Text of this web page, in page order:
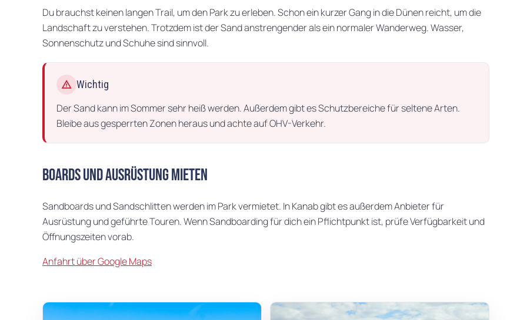
Du brauchst keinen langen Trail, um den Park zu erleben. Schon ein kurzer Gang in die Dünen reicht, um die
Landschaft zu verstehen. Trotzdem ist der Sand anstrengender als ein normaler Wanderweg. Wasser,
Sonnenschutz und Schuhe sind sinnvoll.
warning Wichtig
Der Sand kann im Sommer sehr heiß werden. Außerdem gibt es Schutzbereiche für seltene Arten.
Bleibe aus gesperrten Zonen heraus und achte auf OHV-Verkehr.
Boards und Ausrüstung mieten
Sandboards und Sandschlitten werden im Park vermietet. In Kanab gibt es außerdem Anbieter für
Ausrüstung und geführte Touren. Wenn Sandboarding für dich ein Pflichtpunkt ist, prüfe Verfügbarkeit und
Öffnungszeiten vorab.
Anfahrt über Google Maps